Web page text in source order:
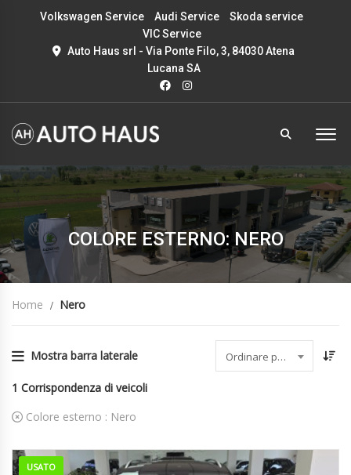
Volkswagen Service Audi Service
Skoda service
VIC Service
Auto Haus srl - Via Ponte Filo, 3, 84030 Atena
Lucana SA
COLORE ESTERNO: NERO
Home Nero
Mostra barra laterale Ordinare per data
1 Corrispondenza di veicoli
Colore esterno : Nero
USATO